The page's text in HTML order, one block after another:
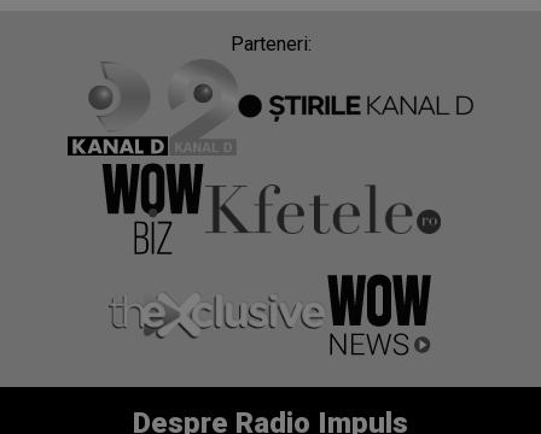
Parteneri:
Despre Radio Impuls